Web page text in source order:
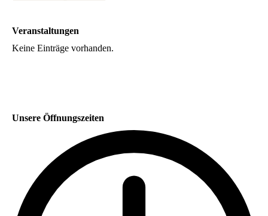
Veranstaltungen
Keine Einträge vorhanden.
Unsere Öffnungszeiten